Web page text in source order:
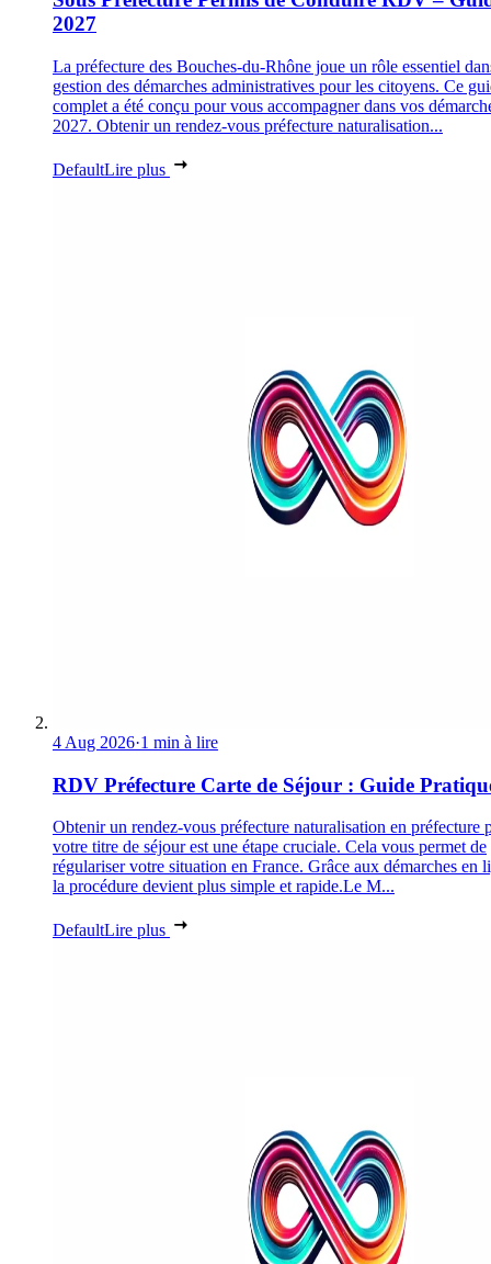
2027
La préfecture des Bouches-du-Rhône joue un rôle essentiel
gestion des démarches administratives pour les citoyens. Ce
complet a été conçu pour vous accompagner dans vos
2027. Obtenir un rendez-vous préfecture naturalisation...
DefaultLire plus
4 Aug 2026·1 min à lire
RDV Préfecture Carte de Séjour : Guide
Obtenir un rendez-vous préfecture naturalisation en préfecture
votre titre de séjour est une étape cruciale. Cela vous permet de
régulariser votre situation en France. Grâce aux démarches en
la procédure devient plus simple et rapide.Le M...
DefaultLire plus